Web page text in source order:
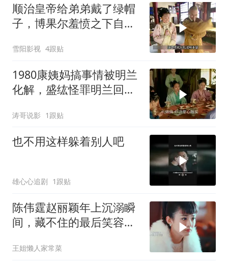
顺治皇帝给弟弟戴了绿帽
子，博果尔羞愤之下自杀
雪阳影视 4跟贴
1980康姨妈搞事情被明兰
化解，盛纮怪罪明兰回家
涛哥说影 1跟贴
也不用这样躲着别人吧
雄心心追剧 1跟贴
陈伟霆赵丽颖年上沉溺瞬
间，藏不住的最后笑容甜
王姐懒人家常菜